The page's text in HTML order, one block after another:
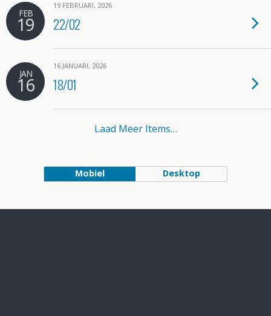
FEB
19
19 FEBRUARI, 2026
22/02
JAN
16
16 JANUARI, 2026
18/01
Laad Meer Items…
Mobiel Desktop